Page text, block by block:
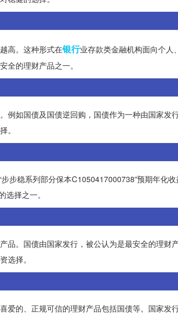
高。这种形式在银行业存款类金融机构面向个人
全的理财产品之一。
例如国债及国债逆回购，国债作为一种由国家发
。
步稳系列部分保本C1050417000738”预期年化
择之一。
品。国债由国家发行，被公认为是最安全的理财
选择。
爱的、正规可信的理财产品包括国债等。国家发